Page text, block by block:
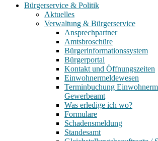
Bürgerservice & Politik
Aktuelles
Verwaltung & Bürgerservice
Ansprechpartner
Amtsbroschüre
Bürgerinformationssystem
Bürgerportal
Kontakt und Öffnungszeiten
Einwohnermeldewesen
Terminbuchung
Gewerbeamt
Was erledige ich wo?
Formulare
Schadensmeldung
Standesamt